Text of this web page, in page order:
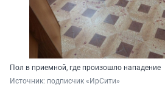
Пол в приемной, где произошло нападение
Источник: подписчик «ИрСити»